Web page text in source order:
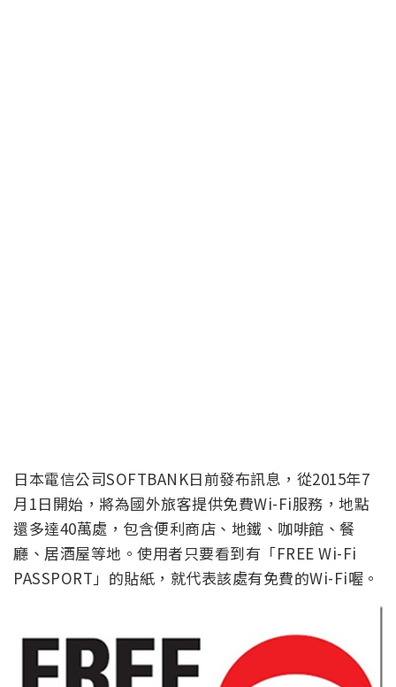
日本電信公司SOFTBANK日前發布訊息，從2015年7
月1日開始，將為國外旅客提供免費Wi-Fi服務，地點
還多達40萬處，包含便利商店、地鐵、咖啡館、餐
廳、居酒屋等地。使用者只要看到有「FREE Wi-Fi
PASSPORT」的貼紙，就代表該處有免費的Wi-Fi喔。